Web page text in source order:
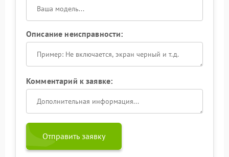
Описание неисправности:
Комментарий к заявке:
Отправить заявку